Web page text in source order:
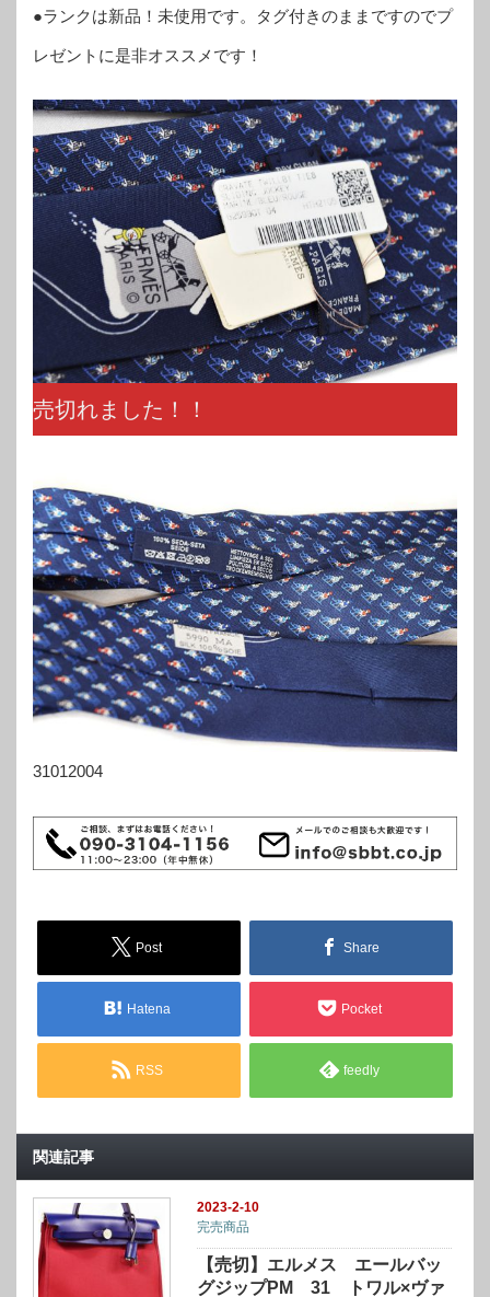
●ランクは新品！未使用です。タグ付きのままですのでプ
レゼントに是非オススメです！
売切れました！！
31012004
Post Share
Hatena Pocket
RSS feedly
関連記事
2023-2-10
完売商品
【売切】エルメス エールバッ
グジップPM 31 トワル×ヴァ